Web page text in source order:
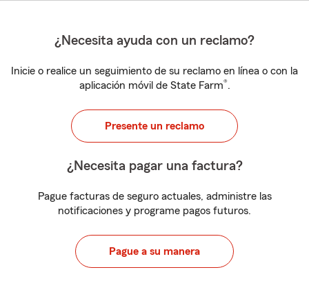
¿Necesita ayuda con un reclamo?
Inicie o realice un seguimiento de su reclamo en línea o con la
aplicación móvil de State Farm®.
Presente un reclamo
¿Necesita pagar una factura?
Pague facturas de seguro actuales, administre las
notificaciones y programe pagos futuros.
Pague a su manera